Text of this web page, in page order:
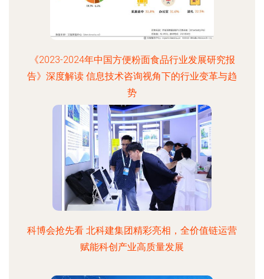
《2023-2024年中国方便粉面食品行业发展研究报
告》深度解读 信息技术咨询视角下的行业变革与趋
势
科博会抢先看 北科建集团精彩亮相，全价值链运营
赋能科创产业高质量发展